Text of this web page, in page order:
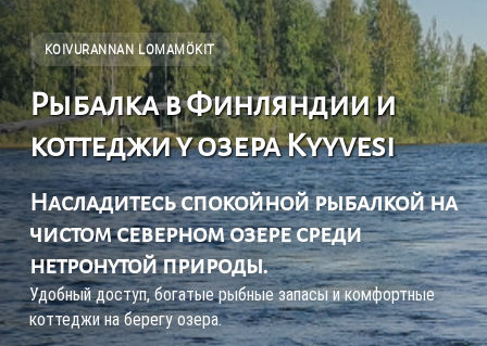
KOIVURANNAN LOMAMÖKIT
Рыбалка в Финляндии и
коттеджи у озера Kyyvesi
Насладитесь спокойной рыбалкой на
чистом северном озере среди
нетронутой природы.
Удобный доступ, богатые рыбные запасы и комфортные
коттеджи на берегу озера.